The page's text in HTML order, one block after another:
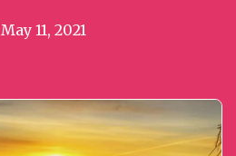
May 11, 2021